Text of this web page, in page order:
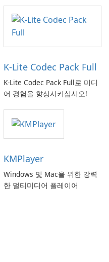
K-Lite Codec Pack Full
K-Lite Codec Pack Full로 미디
어 경험을 향상시키십시오!
KMPlayer
Windows 및 Mac을 위한 강력
한 멀티미디어 플레이어